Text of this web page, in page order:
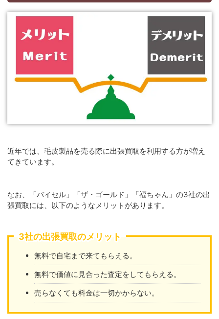
近年では、毛皮製品を売る際に出張買取を利用する方が増え
てきています。
なお、「バイセル」「ザ・ゴールド」「福ちゃん」の3社の出
張買取には、以下のようなメリットがあります。
3社の出張買取のメリット
無料で自宅まで来てもらえる。
無料で価値に見合った査定をしてもらえる。
売らなくても料金は一切かからない。